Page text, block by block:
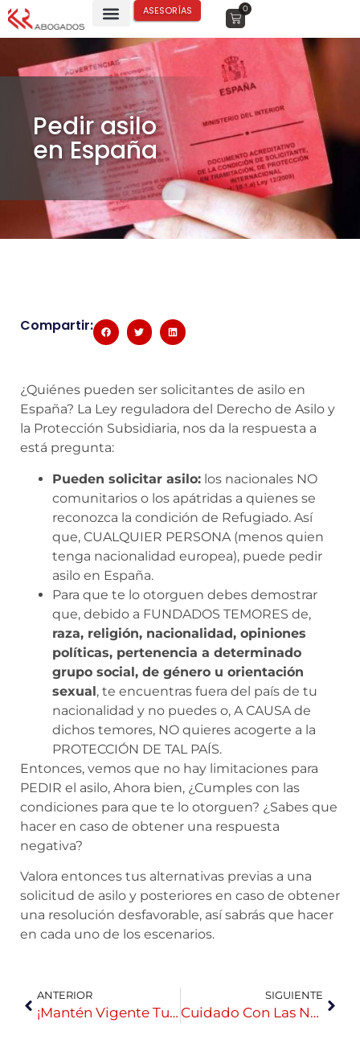
ASESORÍAS 0
Pedir asilo
en España
Compartir:
¿Quiénes pueden ser solicitantes de asilo en
España? La Ley reguladora del Derecho de Asilo y
la Protección Subsidiaria, nos da la respuesta a
está pregunta:
Pueden solicitar asilo: los nacionales NO
comunitarios o los apátridas a quienes se
reconozca la condición de Refugiado. Así
que, CUALQUIER PERSONA (menos quien
tenga nacionalidad europea), puede pedir
asilo en España.
Para que te lo otorguen debes demostrar
que, debido a FUNDADOS TEMORES de,
raza, religión, nacionalidad, opiniones
políticas, pertenencia a determinado
grupo social, de género u orientación
sexual, te encuentras fuera del país de tu
nacionalidad y no puedes o, A CAUSA de
dichos temores, NO quieres acogerte a la
PROTECCIÓN DE TAL PAÍS.
Entonces, vemos que no hay limitaciones para
PEDIR el asilo, Ahora bien, ¿Cumples con las
condiciones para que te lo otorguen? ¿Sabes que
hacer en caso de obtener una respuesta
negativa?
Valora entonces tus alternativas previas a una
solicitud de asilo y posteriores en caso de obtener
una resolución desfavorable, así sabrás que hacer
en cada uno de los escenarios.
ANTERIOR
¡Mantén Vigente Tu Residencia!
SIGUIENTE
Cuidado Con Las Noticias Falsas